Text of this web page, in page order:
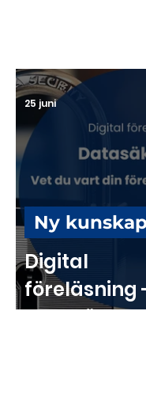
Digital
föreläsning
Ny
25 juni